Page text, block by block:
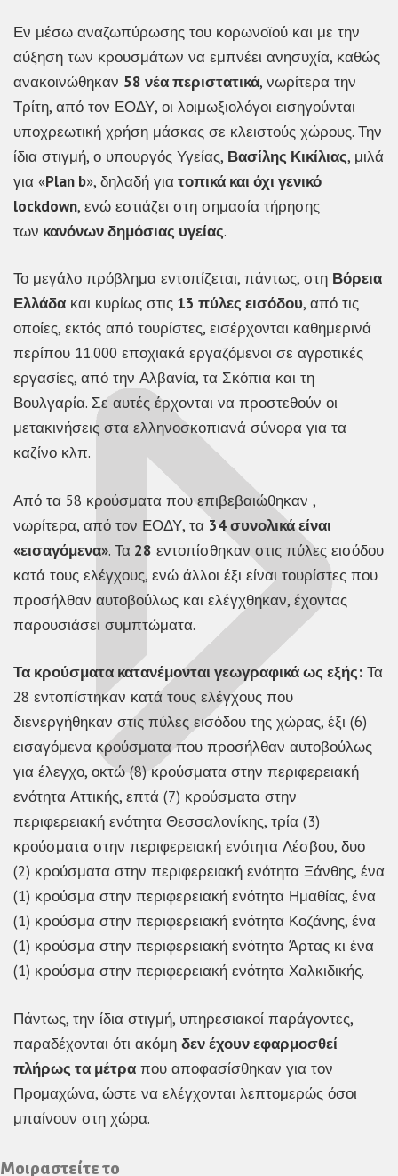
Εν μέσω αναζωπύρωσης του κορωνοϊού και με την
αύξηση των κρουσμάτων να εμπνέει ανησυχία, καθώς
ανακοινώθηκαν 58 νέα περιστατικά, νωρίτερα την
Τρίτη, από τον ΕΟΔΥ, οι λοιμωξιολόγοι εισηγούνται
υποχρεωτική χρήση μάσκας σε κλειστούς χώρους. Την
ίδια στιγμή, ο υπουργός Υγείας, Βασίλης Κικίλιας, μιλά
για «Plan b», δηλαδή γιατοπικά και όχι γενικό
lockdown, ενώ εστιάζει στη σημασία τήρησης
των κανόνων δημόσιας υγείας.
Το μεγάλο πρόβλημα εντοπίζεται, πάντως, στη Βόρεια
Ελλάδα και κυρίως στις 13 πύλες εισόδου, από τις
οποίες, εκτός από τουρίστες, εισέρχονται καθημερινά
περίπου 11.000 εποχιακά εργαζόμενοι σε αγροτικές
εργασίες, από την Αλβανία, τα Σκόπια και τη
Βουλγαρία. Σε αυτές έρχονται να προστεθούν οι
μετακινήσεις στα ελληνοσκοπιανά σύνορα για τα
καζίνο κλπ.
Από τα 58 κρούσματα που επιβεβαιώθηκαν ,
νωρίτερα, από τον ΕΟΔΥ, τα 34 συνολικά είναι
«εισαγόμενα». Τα 28 εντοπίσθηκαν στις πύλες εισόδου
κατά τους ελέγχους, ενώ άλλοι έξι είναι τουρίστες που
προσήλθαν αυτοβούλως και ελέγχθηκαν, έχοντας
παρουσιάσει συμπτώματα.
Τα κρούσματα κατανέμονται γεωγραφικά ως εξής: Τα
28 εντοπίστηκαν κατά τους ελέγχους που
διενεργήθηκαν στις πύλες εισόδου της χώρας, έξι (6)
εισαγόμενα κρούσματα που προσήλθαν αυτοβούλως
για έλεγχο, οκτώ (8) κρούσματα στην περιφερειακή
ενότητα Αττικής, επτά (7) κρούσματα στην
περιφερειακή ενότητα Θεσσαλονίκης, τρία (3)
κρούσματα στην περιφερειακή ενότητα Λέσβου, δυο
(2) κρούσματα στην περιφερειακή ενότητα Ξάνθης, ένα
(1) κρούσμα στην περιφερειακή ενότητα Ημαθίας, ένα
(1) κρούσμα στην περιφερειακή ενότητα Κοζάνης, ένα
(1) κρούσμα στην περιφερειακή ενότητα Άρτας κι ένα
(1) κρούσμα στην περιφερειακή ενότητα Χαλκιδικής.
Πάντως, την ίδια στιγμή, υπηρεσιακοί παράγοντες,
παραδέχονται ότι ακόμη δεν έχουν εφαρμοσθεί
πλήρως τα μέτρα που αποφασίσθηκαν για τον
Προμαχώνα, ώστε να ελέγχονται λεπτομερώς όσοι
μπαίνουν στη χώρα.
Μοιραστείτε το